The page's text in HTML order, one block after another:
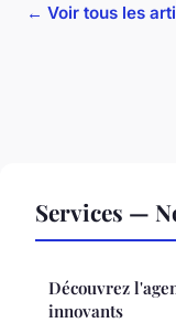
← Voir tous les
Services —
Découvrez
innovants